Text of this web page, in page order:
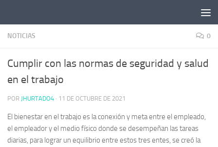
NOTICIAS 0
Cumplir con las normas de seguridad y salud
en el trabajo
POR JHURTADO4 · 11 DE OCTUBRE DE 2021
El bienestar en el trabajo es la conexión y meta entre el empleado,
el empleador y el medio físico donde se desempeñan las tareas
diarias, para lograr un equilibrio entre estos tres entes, se creó la